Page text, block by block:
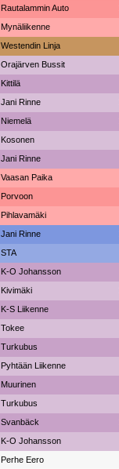
Rautalammin Auto
Mynäliikenne
Westendin Linja
Orajärven Bussit
Kittilä
Jani Rinne
Niemelä
Kosonen
Jani Rinne
Vaasan Paika
Porvoon
Pihlavamäki
Jani Rinne
STA
K-O Johansson
Kivimäki
K-S Liikenne
Tokee
Turkubus
Pyhtään Liikenne
Muurinen
Turkubus
Svanbäck
K-O Johansson
Perhe Eero